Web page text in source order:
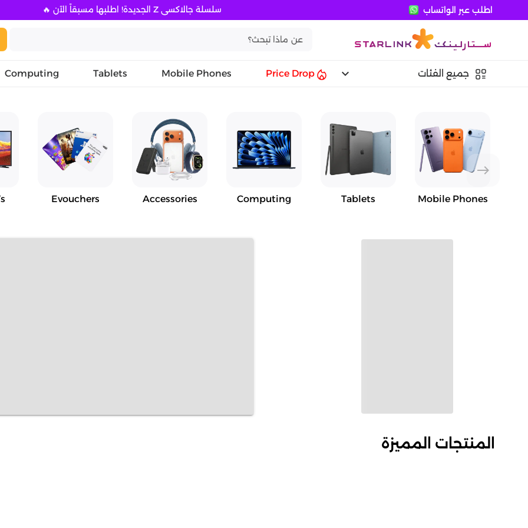
اطلب عبر الواتساب سلسلة جالاكسي Z الجديدة! اطلبها مسبقاً الآن 🔥
جميع الفئات keyboard_arrow_down
Price Drop
Mobile Phones
Tablets
Computing
east
Mobile Phones
Tablets
Computing
Accessories
Evouchers
المنتجات المميزة